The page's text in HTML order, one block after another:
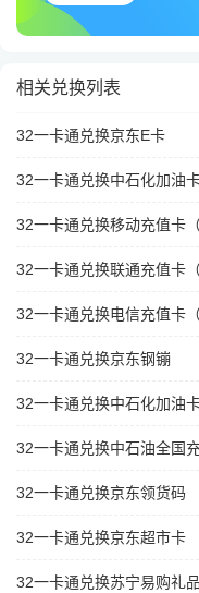
相关兑换列表
32一卡通兑换京东E卡
32一卡通兑换中石化加油
32一卡通兑换移动充值卡
32一卡通兑换联通充值卡
32一卡通兑换电信充值卡
32一卡通兑换京东钢镚
32一卡通兑换中石化加油
32一卡通兑换中石油全国
32一卡通兑换京东领货码
32一卡通兑换京东超市卡
32一卡通兑换苏宁易购礼